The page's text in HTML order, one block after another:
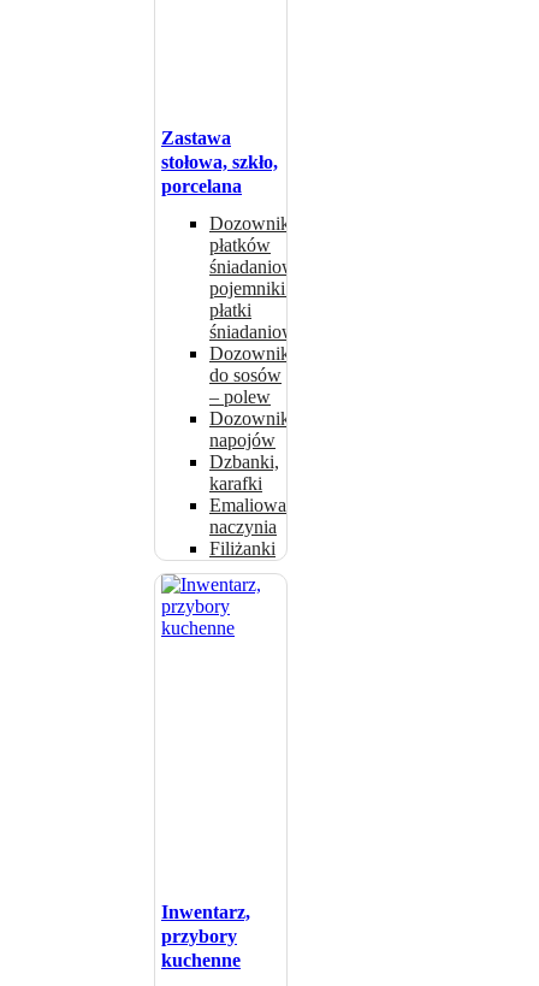
Zastawa
stołowa, szkło,
porcelana
Dozowniki do
płatków
śniadaniowych,
pojemniki na
płatki
śniadaniowe
Dozowniki
do sosów
– polew
Dozowniki
napojów
Dzbanki,
karafki
Emaliowane
naczynia
Filiżanki
Inwentarz,
przybory
kuchenne